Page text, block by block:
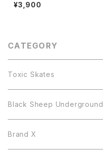
¥3,900
CATEGORY
Toxic Skates
Black Sheep Underground
Brand X